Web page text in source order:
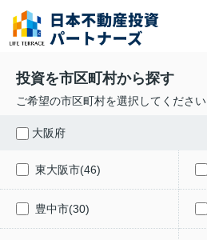
投資を市区町村から探す
ご希望の市区町村を選択してください
大阪府
東大阪市(46)
豊中市(30)